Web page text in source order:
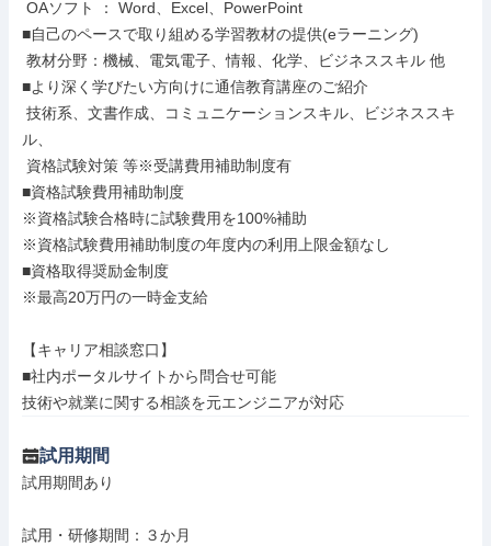
■自己のペースで取り組める学習教材の提供(eラーニング)
■より深く学びたい方向けに通信教育講座のご紹介
ル、
■資格試験費用補助制度
※資格試験合格時に試験費用を100%補助
※資格試験費用補助制度の年度内の利用上限金額なし
■資格取得奨励金制度
※最高20万円の一時金支給
【キャリア相談窓口】
■社内ポータルサイトから問合せ可能
技術や就業に関する相談を元エンジニアが対応
試用期間
試用期間あり
試用・研修期間：３か月